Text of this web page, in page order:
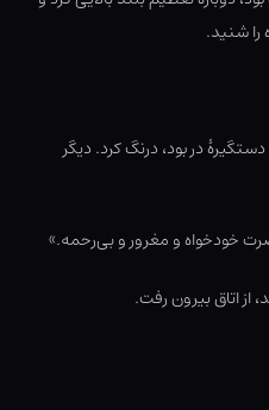
را شنید.
در بود، درنگ کرد. دیگر
خودخواه و مغرور و بی‌رحمه.»
از اتاق بیرون رفت.